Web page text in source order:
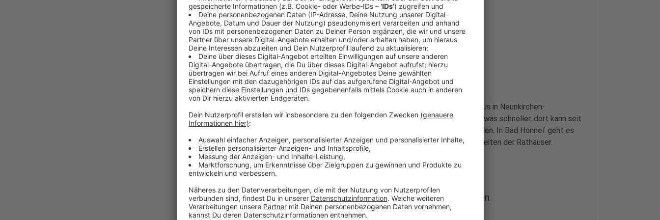
Anzeige
Briefwahlunterlagen holen oder vor Ort abstimmen
Anzeige
Zum Beispiel geht es in Meckenheim wieder los, ebenso im Rathaus in Neunkirchen-
Seelscheid, auch in Niederkassel und Lohmar. Königswinter war etwas schneller, dort kann seit
schon seit gestern ein Kreuzchen im Briefwahlbüro gemacht werden. In Bad Honnef geht es
hingegen morgen los, am Freitag. Immer jeweils zu den Öffnungszeiten der Rathäuser.
Anzeige
Das gesamte RBRS-Land ist zur Stichwahl aufgerufen
Anzeige